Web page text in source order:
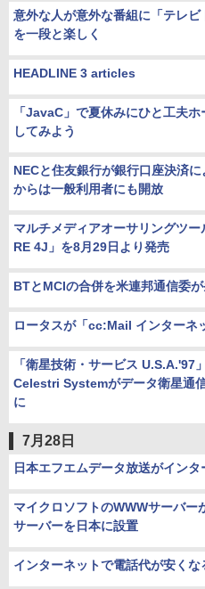
意外な人が意外な番組に「テレ
を一段と楽しく
HEADLINE 3 articles
「JavaC」で夏休みにひと工夫
してみよう
NECと住友銀行が銀行口座決済
からは一般利用者にも開放
マルチメディアオーサリングツ
RE 4J」を8月29日より発売
BTとMCIの合併を米連邦通信委
ロータスが「cc:Mail インターネ
「衛星技術・サービス
Celestri Systemがデータ衛星通
に
7月28日
日本エフエムデータ放送がイン
マイクロソフトのWWWサーバ
サーバーを日本に設置
インターネットで電話代が安くな